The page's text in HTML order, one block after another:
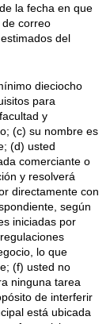
la fecha en que
correo
del
dieciocho
para
y
(c) su nombre es
(d) usted
comerciante o
y resolverá
directamente con
según
iniciadas por
lo que
(f) usted no
ninguna tarea
de interferir
está ubicada